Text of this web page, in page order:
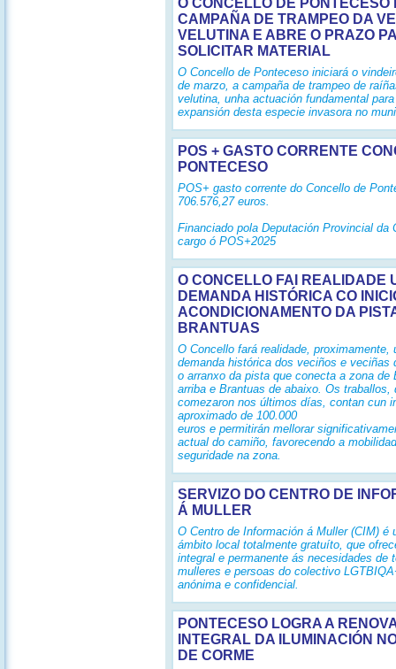
O CONCELLO DE PONTECESO
CAMPAÑA DE TRAMPEO DA
VELUTINA E ABRE O PRAZO
SOLICITAR MATERIAL
O Concello de Ponteceso iniciará o
de marzo, a campaña de trampeo de
velutina, unha actuación fundamental
expansión desta especie invasora no
POS + GASTO CORRENTE
PONTECESO
POS+ gasto corrente do Concello de
706.576,27 euros.
Financiado pola Deputación Provincial da
cargo ó POS+2025
O CONCELLO FAI REALIDADE
DEMANDA HISTÓRICA CO
ACONDICIONAMENTO DA
BRANTUAS
O Concello fará realidade, proximamente,
demanda histórica dos veciños e veciñas
o arranxo da pista que conecta a zona de
arriba e Brantuas de abaixo. Os traballos,
comezaron nos últimos días, contan cun
aproximado de 100.000
euros e permitirán mellorar
actual do camiño, favorecendo a
seguridade na zona.
SERVIZO DO CENTRO DE
Á MULLER
O Centro de Información á Muller (CIM) é
ámbito local totalmente gratuíto, que
integral e permanente ás necesidades de
mulleres e persoas do colectivo
anónima e confidencial.
PONTECESO LOGRA A
INTEGRAL DA ILUMINACIÓN
DE CORME